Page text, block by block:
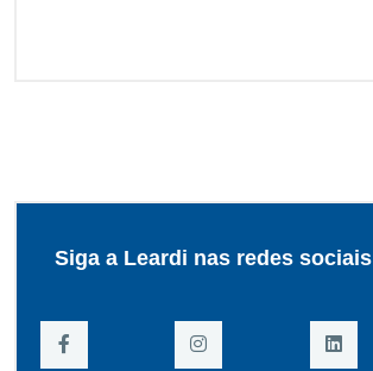
Siga a Leardi nas redes sociais